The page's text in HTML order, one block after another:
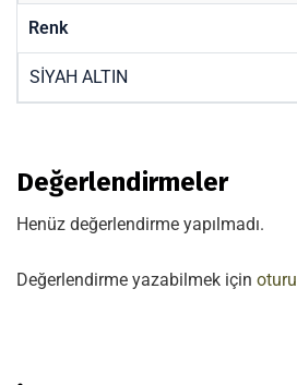
Renk
SİYAH ALTIN
Değerlendirmeler
Henüz değerlendirme yapılmadı.
Değerlendirme yazabilmek için